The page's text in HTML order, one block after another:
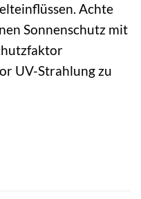
Achte
Sonnenschutz mit
UV-Strahlung zu